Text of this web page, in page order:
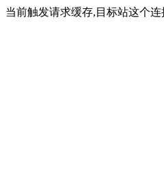
当前触发请求缓存,目标站这个